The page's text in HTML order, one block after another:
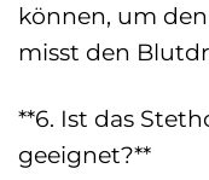
können, um
misst den
**6. Ist das
geeignet?**